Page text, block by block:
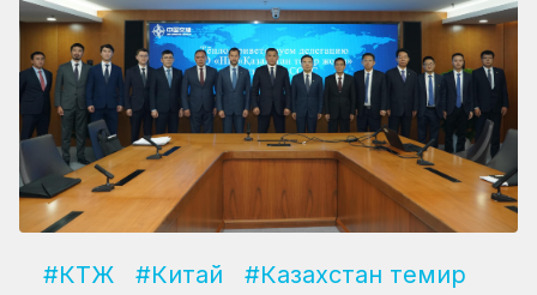
#КТЖ #Китай
#Казахстан темир